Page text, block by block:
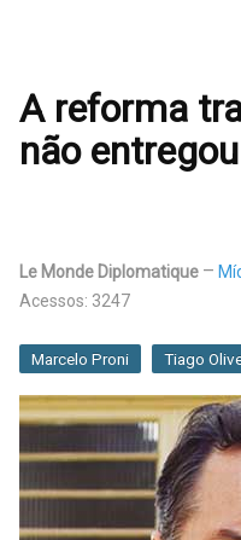
A reforma
não
Le Monde Diplomatique
Acessos: 3247
Marcelo Proni Tiago